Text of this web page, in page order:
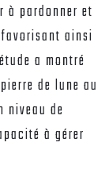
à pardonner et
ainsi
a montré
de lune au
niveau de
à gérer